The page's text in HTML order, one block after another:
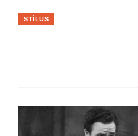
STÍLUS